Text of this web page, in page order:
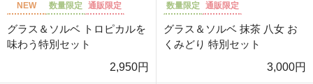
NEW 数量限定 通販限定
グラス＆ソルベ トロピカルを
味わう特別セット
2,950円
数量限定 通販限定
グラス＆ソルベ 抹茶 八女 お
くみどり 特別セット
3,000円